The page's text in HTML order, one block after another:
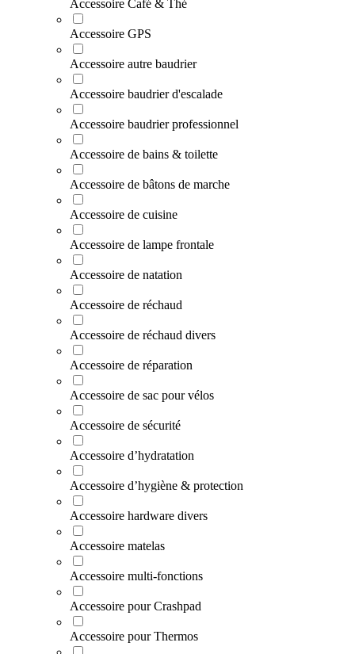
Accessoire Café & Thé
Accessoire GPS
Accessoire autre baudrier
Accessoire baudrier d'escalade
Accessoire baudrier professionnel
Accessoire de bains & toilette
Accessoire de bâtons de marche
Accessoire de cuisine
Accessoire de lampe frontale
Accessoire de natation
Accessoire de réchaud
Accessoire de réchaud divers
Accessoire de réparation
Accessoire de sac pour vélos
Accessoire de sécurité
Accessoire d’hydratation
Accessoire d’hygiène & protection
Accessoire hardware divers
Accessoire matelas
Accessoire multi-fonctions
Accessoire pour Crashpad
Accessoire pour Thermos